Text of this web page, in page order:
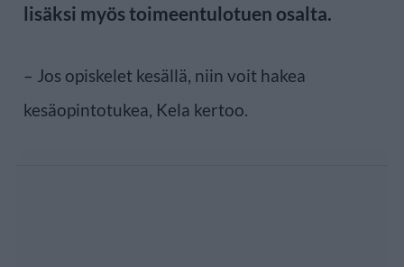
lisäksi myös toimeentulotuen osalta.
– Jos opiskelet kesällä, niin voit hakea
kesäopintotukea, Kela kertoo.